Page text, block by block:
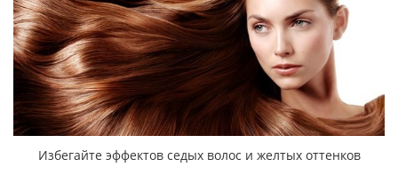
Избегайте эффектов седых волос и желтых оттенков